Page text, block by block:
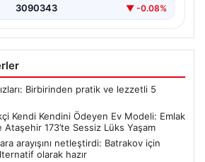
3090343 ▼ -0.08%
Birbirinden pratik ve lezzetli 5
Kendi Kendini Ödeyen Ev Modeli: Emlak
173’te Sessiz Lüks Yaşam
arayışını netleştirdi: Batrakov için
olarak hazır